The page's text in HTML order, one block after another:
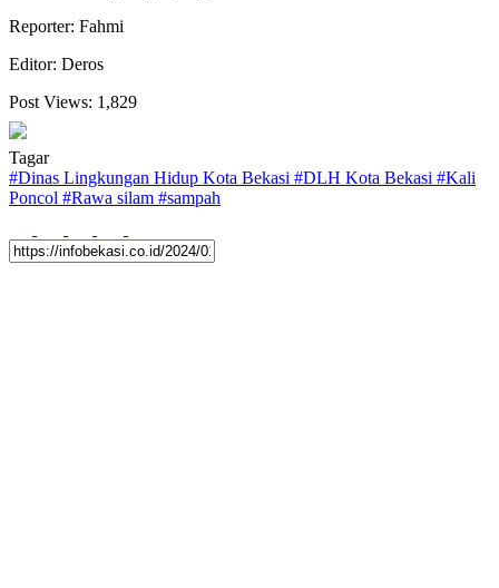
Reporter: Fahmi
Editor: Deros
Post Views: 1,829
Tagar
#Dinas Lingkungan Hidup Kota Bekasi #DLH Kota Bekasi #Kali
Poncol #Rawa silam #sampah